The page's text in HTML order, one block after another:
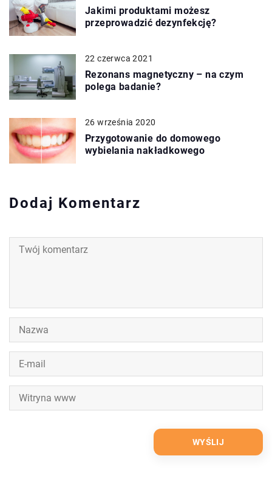
Jakimi produktami możesz
przeprowadzić dezynfekcję?
22 czerwca 2021
Rezonans magnetyczny – na czym
polega badanie?
26 września 2020
Przygotowanie do domowego
wybielania nakładkowego
Dodaj Komentarz